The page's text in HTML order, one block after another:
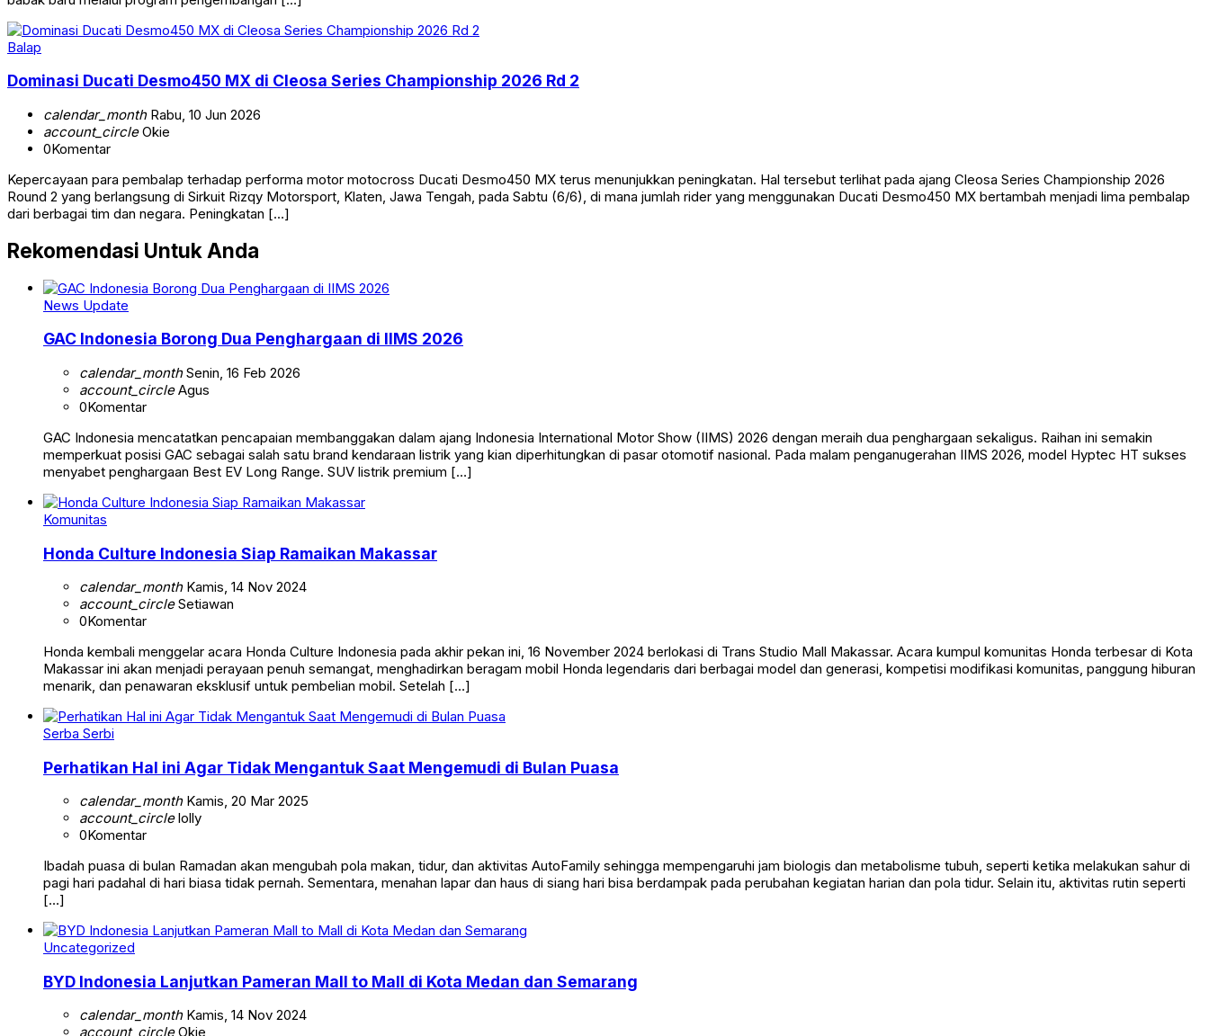
Balap
Dominasi Ducati Desmo450 MX di Cleosa Series Championship 2026 Rd 2
calendar_monthRabu, 10 Jun 2026
account_circleOkie
0Komentar
Kepercayaan para pembalap terhadap performa motor motocross Ducati Desmo450 MX terus menunjukkan peningkatan. Hal tersebut terlihat pada ajang Cleosa Series Championship 2026
Round 2 yang berlangsung di Sirkuit Rizqy Motorsport, Klaten, Jawa Tengah, pada Sabtu (6/6), di mana jumlah rider yang menggunakan Ducati Desmo450 MX bertambah menjadi lima pembalap
dari berbagai tim dan negara. Peningkatan […]
Rekomendasi Untuk Anda
News Update
GAC Indonesia Borong Dua Penghargaan di IIMS 2026
calendar_monthSenin, 16 Feb 2026
account_circleAgus
0Komentar
GAC Indonesia mencatatkan pencapaian membanggakan dalam ajang Indonesia International Motor Show (IIMS) 2026 dengan meraih dua penghargaan sekaligus. Raihan ini semakin
memperkuat posisi GAC sebagai salah satu brand kendaraan listrik yang kian diperhitungkan di pasar otomotif nasional. Pada malam penganugerahan IIMS 2026, model Hyptec HT sukses
menyabet penghargaan Best EV Long Range. SUV listrik premium […]
Komunitas
Honda Culture Indonesia Siap Ramaikan Makassar
calendar_monthKamis, 14 Nov 2024
account_circleSetiawan
0Komentar
Honda kembali menggelar acara Honda Culture Indonesia pada akhir pekan ini, 16 November 2024 berlokasi di Trans Studio Mall Makassar. Acara kumpul komunitas Honda terbesar di Kota
Makassar ini akan menjadi perayaan penuh semangat, menghadirkan beragam mobil Honda legendaris dari berbagai model dan generasi, kompetisi modifikasi komunitas, panggung hiburan
menarik, dan penawaran eksklusif untuk pembelian mobil. Setelah […]
Serba Serbi
Perhatikan Hal ini Agar Tidak Mengantuk Saat Mengemudi di Bulan Puasa
calendar_monthKamis, 20 Mar 2025
account_circlelolly
0Komentar
Ibadah puasa di bulan Ramadan akan mengubah pola makan, tidur, dan aktivitas AutoFamily sehingga mempengaruhi jam biologis dan metabolisme tubuh, seperti ketika melakukan sahur di
pagi hari padahal di hari biasa tidak pernah. Sementara, menahan lapar dan haus di siang hari bisa berdampak pada perubahan kegiatan harian dan pola tidur. Selain itu, aktivitas rutin seperti
[…]
Uncategorized
BYD Indonesia Lanjutkan Pameran Mall to Mall di Kota Medan dan Semarang
calendar_monthKamis, 14 Nov 2024
account_circleOkie